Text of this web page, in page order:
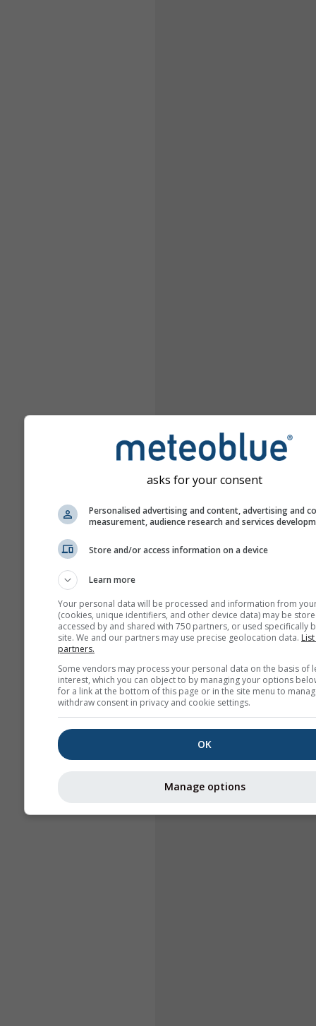
asks for your consent
Personalised advertising and content, advertising and
measurement, audience research and services
Store and/or access information on a device
Learn more
Your personal data will be processed and information from
(cookies, unique identifiers, and other device data) may be
accessed by and shared with 750 partners, or used specifically
site. We and our partners may use precise geolocation data.
partners.
Some vendors may process your personal data on the basis of
interest, which you can object to by managing your options
for a link at the bottom of this page or in the site menu to
withdraw consent in privacy and cookie settings.
OK
Manage options